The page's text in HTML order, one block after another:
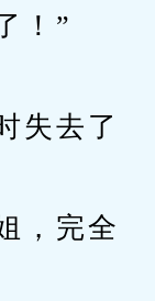
！”
去了
，完全